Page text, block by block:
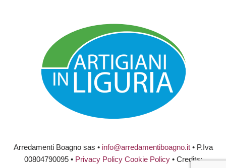
Arredamenti Boagno sas • info@arredamentiboagno.it• P.Iva
00804790095 • Privacy Policy Cookie Policy• Credits: